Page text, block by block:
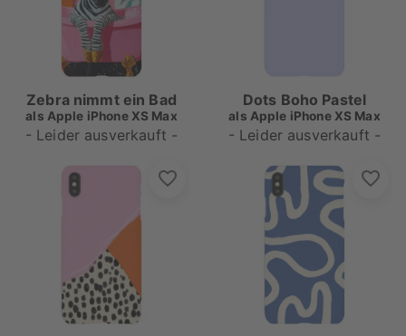
Zebra nimmt ein Bad
als Apple iPhone XS Max
- Leider ausverkauft -
Dots Boho Pastel
als Apple iPhone XS Max
- Leider ausverkauft -